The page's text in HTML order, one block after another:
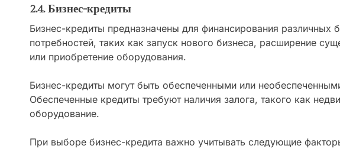
2.4. Бизнес-кредиты
Бизнес-кредиты предназначены для финансирования различных
потребностей, таких как запуск нового бизнеса, расширение
или приобретение оборудования.
Бизнес-кредиты могут быть обеспеченными или
Обеспеченные кредиты требуют наличия залога, такого как
оборудование.
При выборе бизнес-кредита важно учитывать следующие